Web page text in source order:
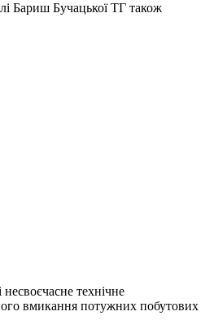
Бариш Бучацької ТГ також
технічне
вмикання потужних побутових